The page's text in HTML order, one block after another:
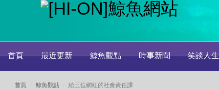
首頁 最近更新 鯨魚觀點 時事新聞 笑談人生
首頁 鯨魚觀點 給三位網紅的社會責任課